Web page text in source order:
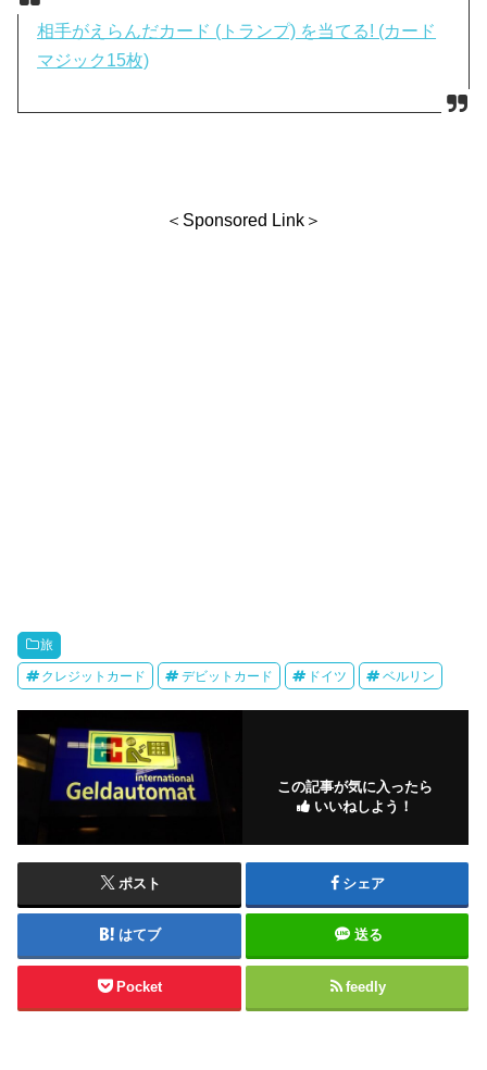
相手がえらんだカード (トランプ) を当てる! (カード
マジック15枚)
＜Sponsored Link＞
旅
クレジットカード デビットカード ドイツ ベルリン
この記事が気に入ったら
いいねしよう！
ポスト シェア
はてブ 送る
Pocket feedly